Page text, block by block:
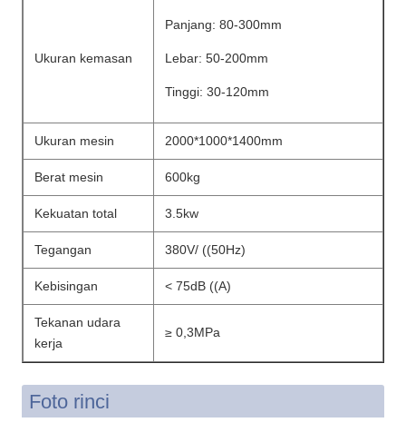
Ukuran kemasan
Panjang: 80-300mm
Lebar: 50-200mm
Tinggi: 30-120mm
Ukuran mesin 2000*1000*1400mm
Berat mesin 600kg
Kekuatan total 3.5kw
Tegangan 380V/ ((50Hz)
Kebisingan < 75dB ((A)
Tekanan udara
kerja
≥ 0,3MPa
Foto rinci